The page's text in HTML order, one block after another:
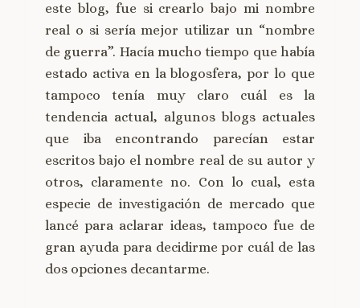
este blog, fue si crearlo bajo mi nombre
real o si sería mejor utilizar un “nombre
de guerra”. Hacía mucho tiempo que había
estado activa en la blogosfera, por lo que
tampoco tenía muy claro cuál es la
tendencia actual, algunos blogs actuales
que iba encontrando parecían estar
escritos bajo el nombre real de su autor y
otros, claramente no. Con lo cual, esta
especie de investigación de mercado que
lancé para aclarar ideas, tampoco fue de
gran ayuda para decidirme por cuál de las
dos opciones decantarme.